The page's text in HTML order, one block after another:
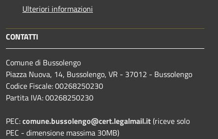
Ulteriori informazioni
CONTATTI
Comune di Bussolengo
Piazza Nuova, 14, Bussolengo, VR - 37012 - Bussolengo
Codice Fiscale: 00268250230
Partita IVA: 00268250230
PEC:comune.bussolengo@cert.legalmail.it(riceve solo
PEC - dimensione massima 30MB)